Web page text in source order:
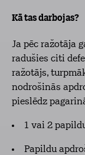
Kā tas darbojas?
Ja pēc ražotāja
radušies citi
ražotājs,
nodrošinās
pieslēdz
1 vai 2
Papildu